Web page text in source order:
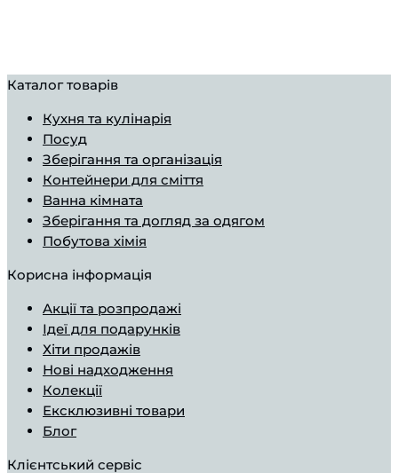
Каталог товарів
Кухня та кулінарія
Посуд
Зберігання та організація
Контейнери для сміття
Ванна кімната
Зберігання та догляд за одягом
Побутова хімія
Корисна інформація
Aкції та розпродажі
Ідеї ​​для подарунків
Хіти продажів
Нові надходження
Колекції
Ексклюзивні товари
Блог
Клієнтський сервіс